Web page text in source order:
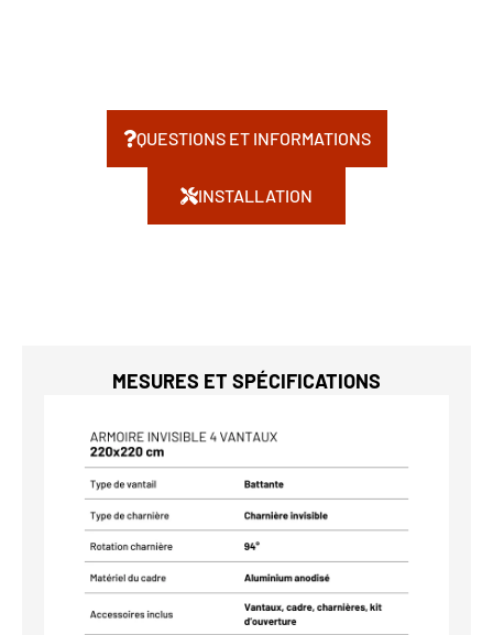
QUESTIONS ET INFORMATIONS
INSTALLATION
MESURES ET SPÉCIFICATIONS